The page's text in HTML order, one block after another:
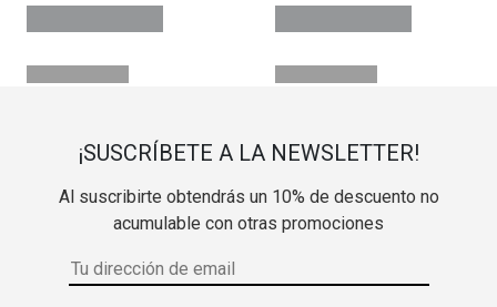
¡SUSCRÍBETE A LA NEWSLETTER!
Al suscribirte obtendrás un 10% de descuento no
acumulable con otras promociones